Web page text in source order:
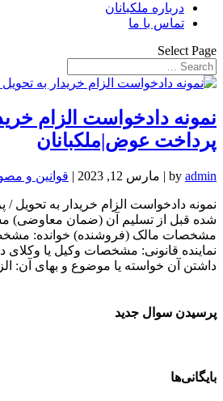
درباره ملکبانان
تماس با ما
Select Page
نمونه دادخواست الزام
پرداخت عوض|ملکبانان
by admin
| مارس 12, 2023 | قوانین و
نمونه دادخواست الزام خریدار به تحویل
شده قبل از تسلیم آن (ضمان معاوضی)
مشخصات مالک (فروشنده) خوانده:
نماینده قانونی: مشخصات وکیل یا
داشتن آن خواسته یا موضوع و بهای آن:
پرسیدن سوال جدید
بایگانی‌ها